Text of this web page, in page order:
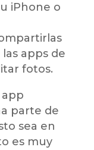
iPhone o
apps de
fotos.
parte de
sea en
es muy